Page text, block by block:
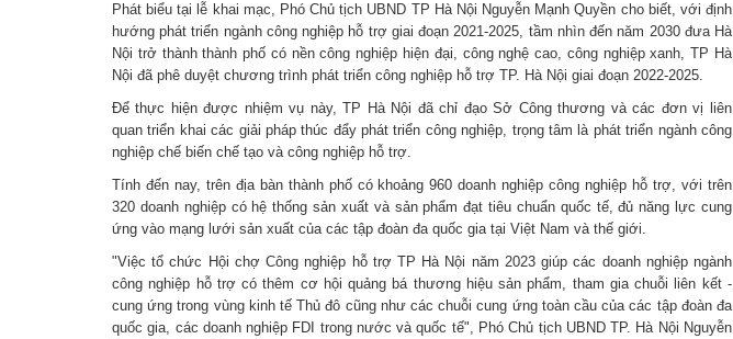
Phát biểu tại lễ khai mạc, Phó Chủ tịch UBND TP Hà Nội Nguyễn Mạnh Quyền cho biết, với định
hướng phát triển ngành công nghiệp hỗ trợ giai đoạn 2021-2025, tầm nhìn đến năm 2030 đưa Hà
Nội trở thành thành phố có nền công nghiệp hiện đại, công nghệ cao, công nghiệp xanh, TP Hà
Nội đã phê duyệt chương trình phát triển công nghiệp hỗ trợ TP. Hà Nội giai đoạn 2022-2025.
Để thực hiện được nhiệm vụ này, TP Hà Nội đã chỉ đạo Sở Công thương và các đơn vị liên
quan triển khai các giải pháp thúc đẩy phát triển công nghiệp, trọng tâm là phát triển ngành công
nghiệp chế biến chế tạo và công nghiệp hỗ trợ.
Tính đến nay, trên địa bàn thành phố có khoảng 960 doanh nghiệp công nghiệp hỗ trợ, với trên
320 doanh nghiệp có hệ thống sản xuất và sản phẩm đạt tiêu chuẩn quốc tế, đủ năng lực cung
ứng vào mạng lưới sản xuất của các tập đoàn đa quốc gia tại Việt Nam và thế giới.
"Việc tổ chức Hội chợ Công nghiệp hỗ trợ TP Hà Nội năm 2023 giúp các doanh nghiệp ngành
công nghiệp hỗ trợ có thêm cơ hội quảng bá thương hiệu sản phẩm, tham gia chuỗi liên kết -
cung ứng trong vùng kinh tế Thủ đô cũng như các chuỗi cung ứng toàn cầu của các tập đoàn đa
quốc gia, các doanh nghiệp FDI trong nước và quốc tế", Phó Chủ tịch UBND TP. Hà Nội Nguyễn